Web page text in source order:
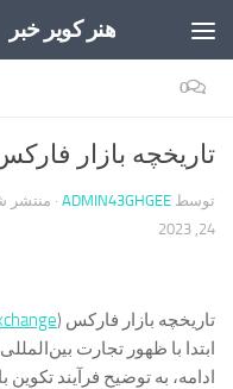
هنر کویر خبر
0
تاریخچه بازار
توسط ADMIN43GHGEE · منتشر
24, 2023
تاریخچه بازار فارکس (
ابتدا با ظهور تجارت
ادامه، به توضیح فرآیند